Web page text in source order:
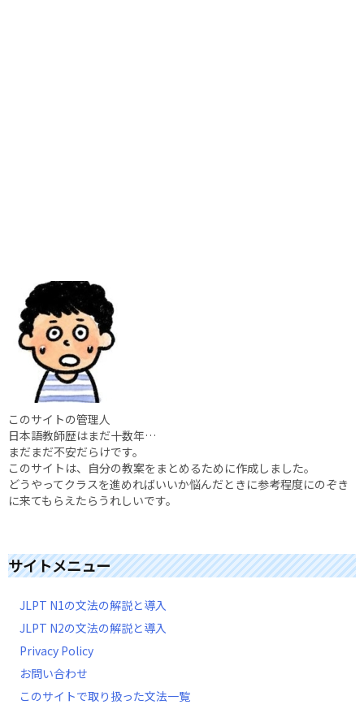
このサイトの管理人
日本語教師歴はまだ十数年…
まだまだ不安だらけです。
このサイトは、自分の教案をまとめるために作成しました。
どうやってクラスを進めればいいか悩んだときに参考程度にのぞき
に来てもらえたらうれしいです。
サイトメニュー
JLPT N1の文法の解説と導入
JLPT N2の文法の解説と導入
Privacy Policy
お問い合わせ
このサイトで取り扱った文法一覧